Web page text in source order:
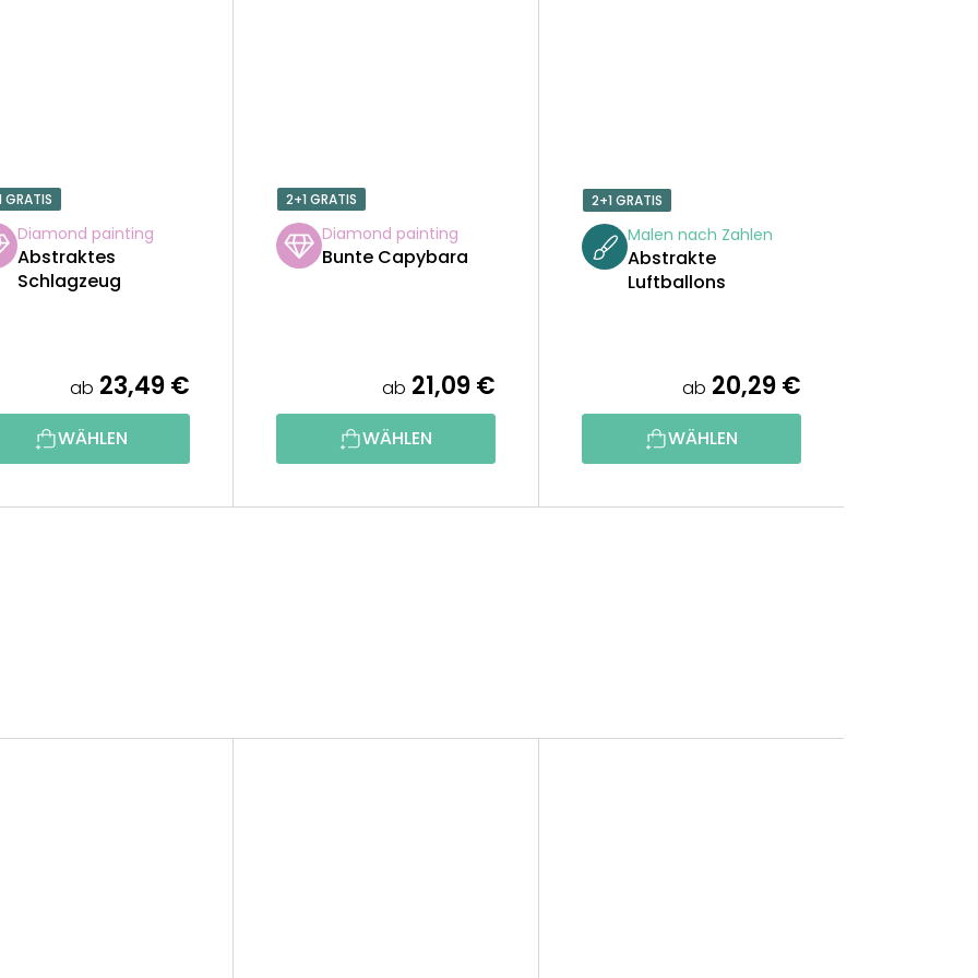
GRATIS
Diamond painting
Abstraktes
Schlagzeug
ab 23,49 €
WÄHLEN
2+1 GRATIS
Diamond painting
Bunte Capybara
ab 21,09 €
WÄHLEN
2+1 GRATIS
Malen nach Zahlen
Abstrakte
Luftballons
ab 20,29 €
WÄHLEN